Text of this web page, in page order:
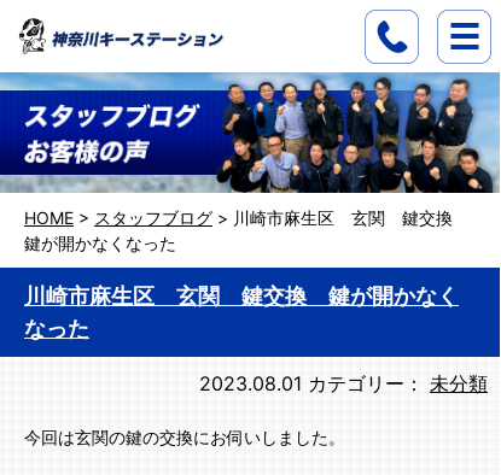
HOME > スタッフブログ > 川崎市麻生区 玄関 鍵交換
鍵が開かなくなった
川崎市麻生区 玄関 鍵交換 鍵が開かなく
なった
2023.08.01 カテゴリー： 未分類
今回は玄関の鍵の交換にお伺いしました。